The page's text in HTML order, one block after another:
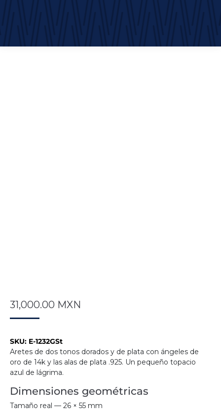
31,000.00 MXN
SKU: E-1232GSt
Aretes de dos tonos dorados y de plata con ángeles de
oro de 14k y las alas de plata .925. Un pequeño topacio
azul de lágrima.
Dimensiones geométricas
Tamaño real — 26 × 55 mm